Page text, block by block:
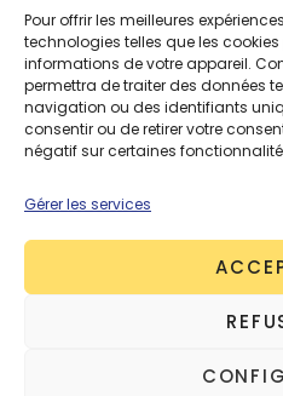
Pour offrir les meilleures
technologies telles que les
informations de votre appareil.
permettra de traiter des données
navigation ou des identifiants
consentir ou de retirer votre
négatif sur certaines
Gérer les services
Compte
Calendrier
Contactez-nous
Conditions
Mentions
Gestion des